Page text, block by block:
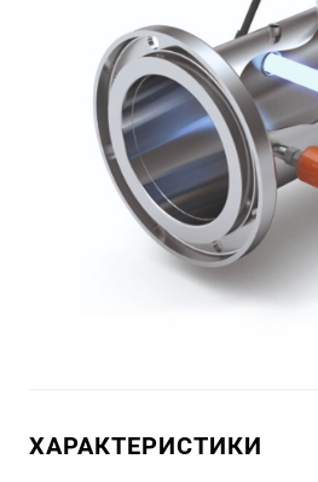
ХАРАКТЕРИСТИКИ